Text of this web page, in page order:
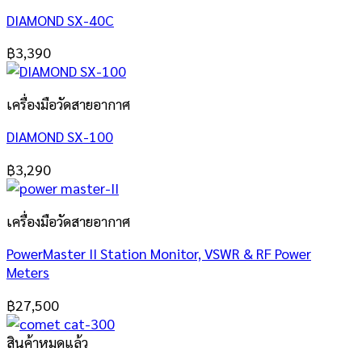
DIAMOND SX-40C
฿3,390
เครื่องมือวัดสายอากาศ
DIAMOND SX-100
฿3,290
เครื่องมือวัดสายอากาศ
PowerMaster II Station Monitor, VSWR & RF Power
Meters
฿27,500
สินค้าหมดแล้ว